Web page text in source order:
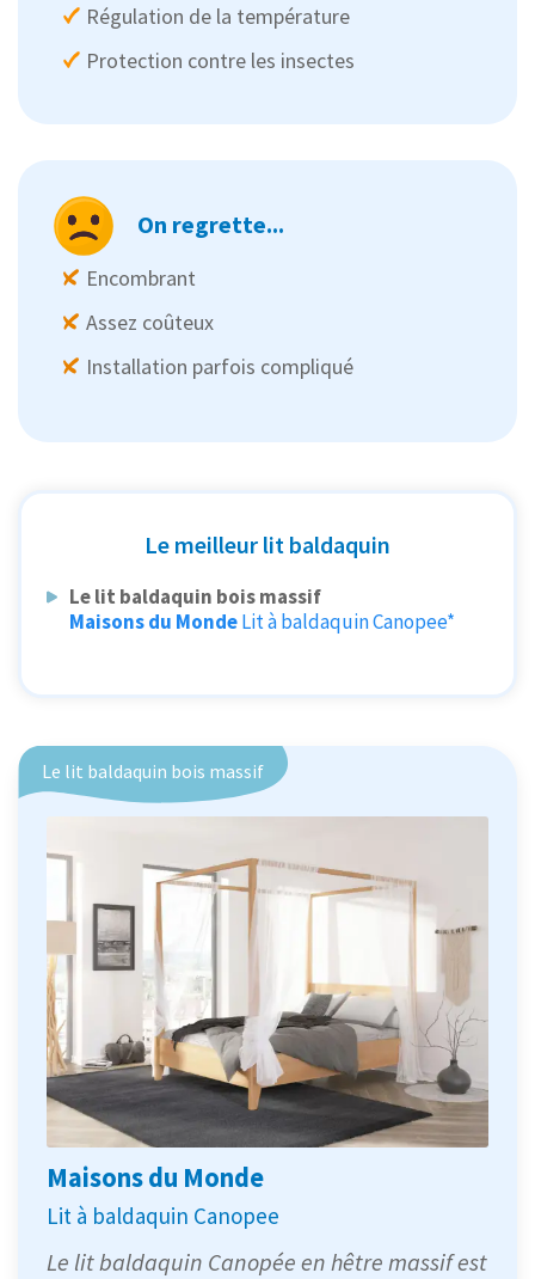
Régulation de la température
Protection contre les insectes
On regrette...
Encombrant
Assez coûteux
Installation parfois compliqué
Le meilleur lit baldaquin
Le lit baldaquin bois massif
Maisons du MondeLit à baldaquin Canopee*
Le lit baldaquin bois massif
Maisons du Monde
Lit à baldaquin Canopee
Le lit baldaquin Canopée en hêtre massif est